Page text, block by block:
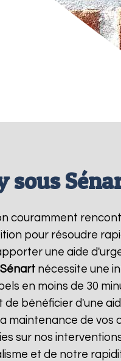
sous
couramment
pour résoudre
une aide
nécessite une
en moins de 30
bénéficier d'une
maintenance de vos
sur nos
et de notre